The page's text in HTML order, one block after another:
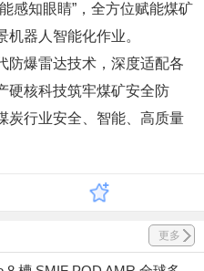
感知眼睛”，全方位赋能煤矿
器人智能化作业。
防爆雷达技术，深度适配各
硬核科技筑牢煤矿安全防
炭行业安全、智能、高质量
更多